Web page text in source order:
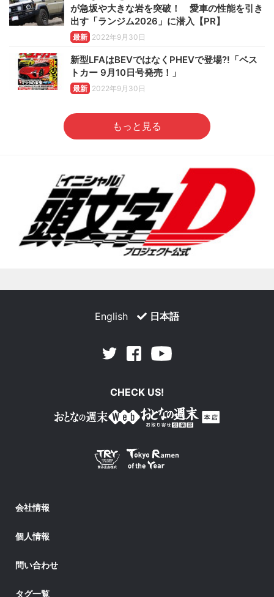
が急坂や大きな岩を突破！ 愛車の性能を引き
出す「ランジム2026」に潜入【PR】
最新 2022年9月30日
新型LFAはBEVではなくPHEVで登場?!「ベス
トカー 9月10日号発売！」
最新 2022年9月30日
もっと見る
English 日本語
Twitter Facebook
CHECK US!
会社情報
個人情報
問い合わせ
タグ一覧